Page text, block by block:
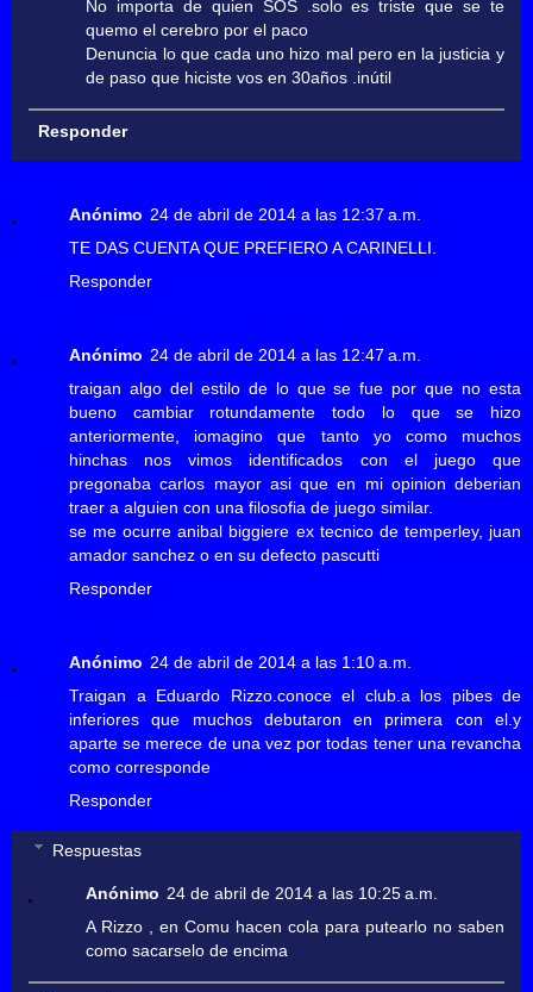
No importa de quien SOS .solo es triste que se te
quemo el cerebro por el paco
Denuncia lo que cada uno hizo mal pero en la justicia y
de paso que hiciste vos en 30años .inútil
Responder
Anónimo 24 de abril de 2014 a las 12:37 a.m.
TE DAS CUENTA QUE PREFIERO A CARINELLI.
Responder
Anónimo 24 de abril de 2014 a las 12:47 a.m.
traigan algo del estilo de lo que se fue por que no esta
bueno cambiar rotundamente todo lo que se hizo
anteriormente, iomagino que tanto yo como muchos
hinchas nos vimos identificados con el juego que
pregonaba carlos mayor asi que en mi opinion deberian
traer a alguien con una filosofia de juego similar.
se me ocurre anibal biggiere ex tecnico de temperley, juan
amador sanchez o en su defecto pascutti
Responder
Anónimo 24 de abril de 2014 a las 1:10 a.m.
Traigan a Eduardo Rizzo.conoce el club.a los pibes de
inferiores que muchos debutaron en primera con el.y
aparte se merece de una vez por todas tener una revancha
como corresponde
Responder
Respuestas
Anónimo 24 de abril de 2014 a las 10:25 a.m.
A Rizzo , en Comu hacen cola para putearlo no saben
como sacarselo de encima